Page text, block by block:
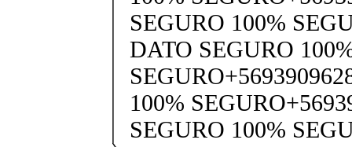
SEGURO 100%
DATO SEGURO
100%
SEGURO 100%